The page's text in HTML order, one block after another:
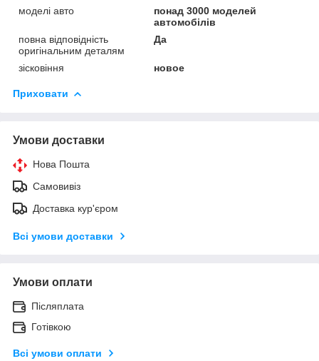
моделі авто
понад 3000 моделей
автомобілів
повна відповідність
оригінальним деталям
Да
зісковіння новое
Приховати
Умови доставки
Нова Пошта
Самовивіз
Доставка кур'єром
Всі умови доставки
Умови оплати
Післяплата
Готівкою
Всі умови оплати